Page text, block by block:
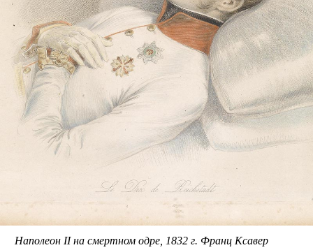
Наполеон II на смертном одре, 1832 г. Франц Ксавер